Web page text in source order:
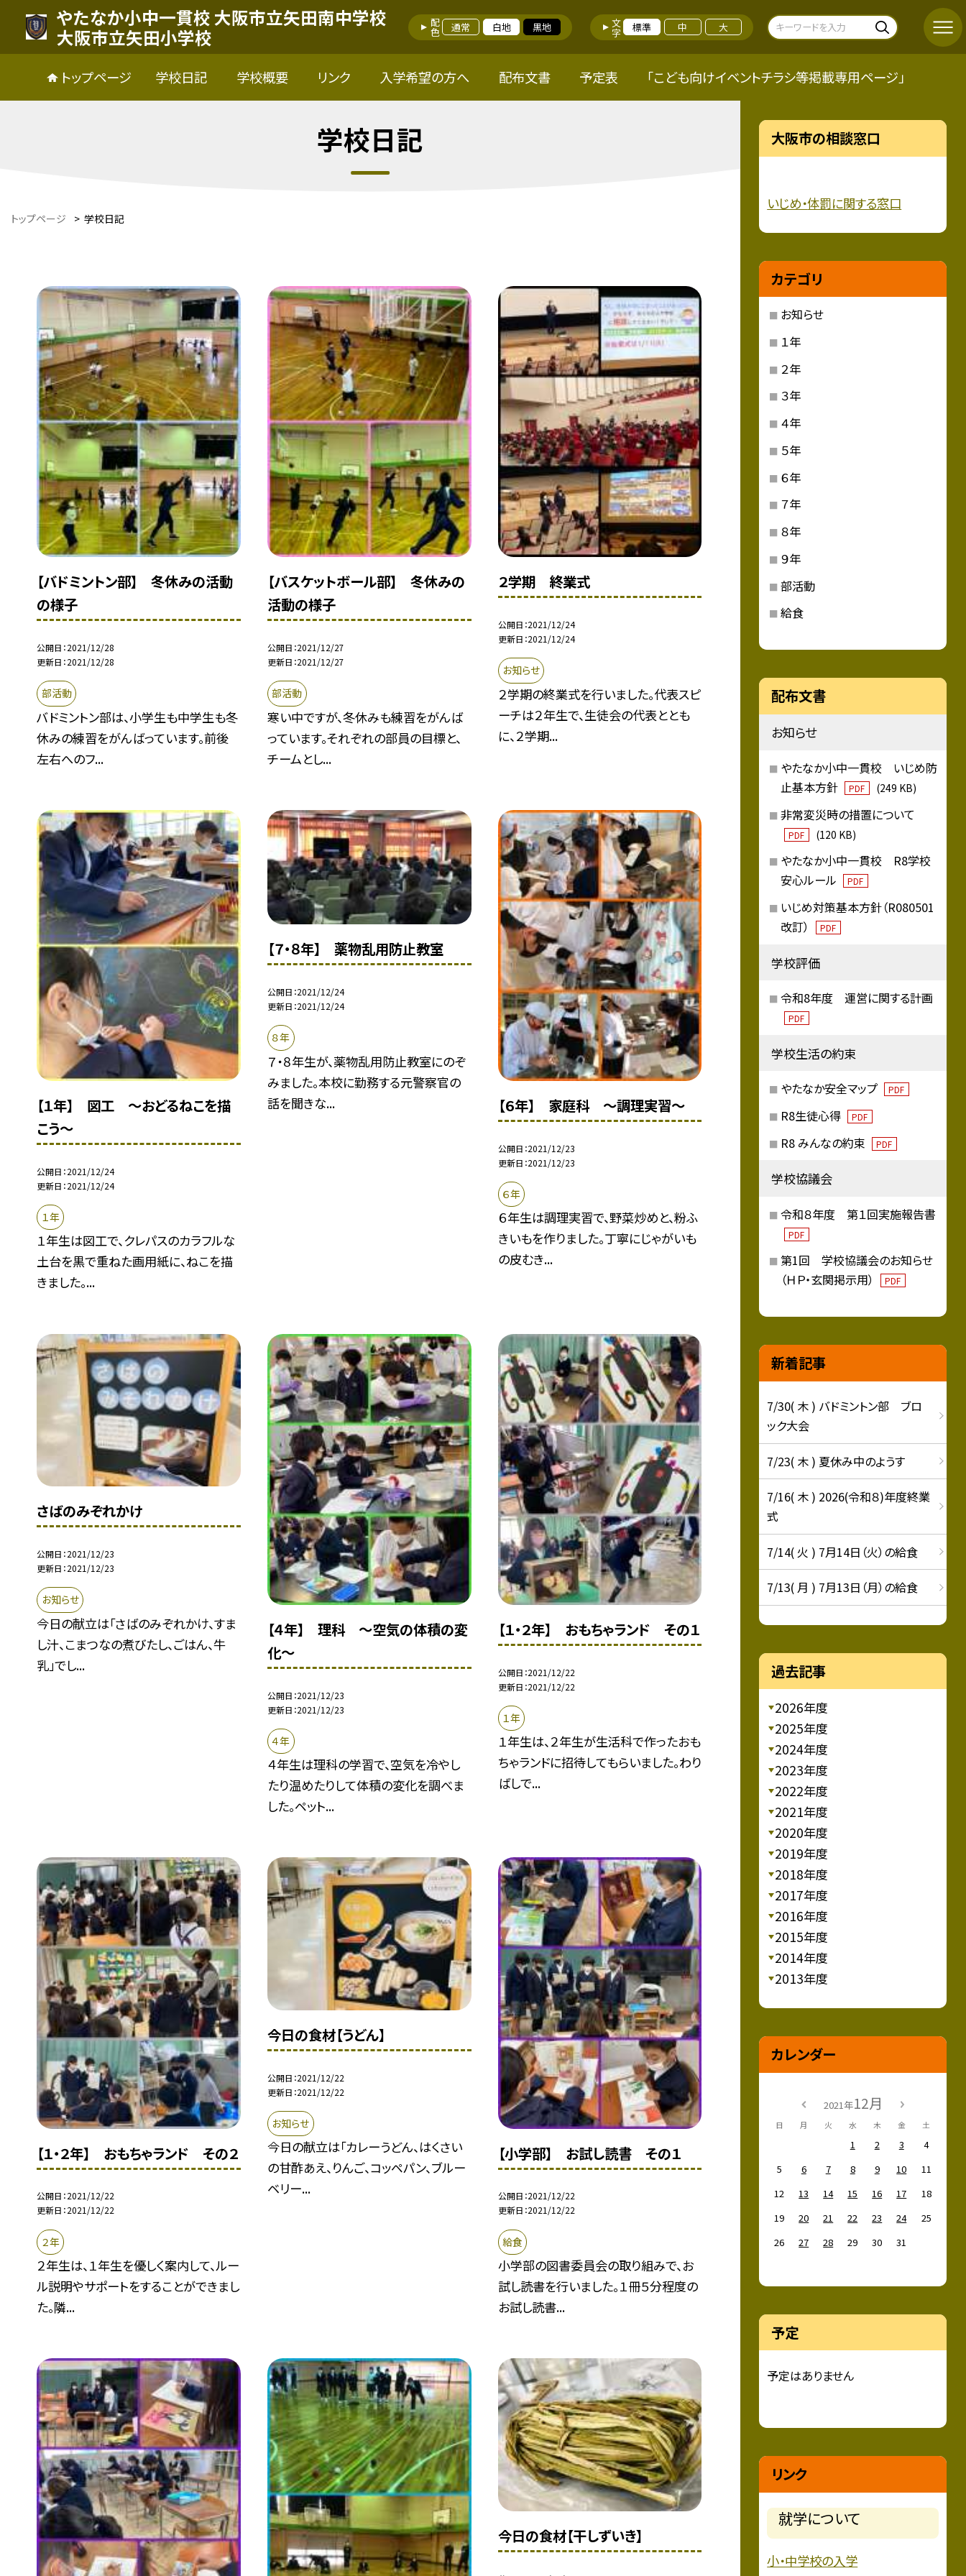
やたなか小中一貫校 大阪市立矢田南中学校
大阪市立矢田小学校
配色 通常 白地 黒地 文字 標準 中 大
トップページ 学校日記 学校概要 リンク 入学希望の方へ 配布文書 予定表 「こども向けイベントチラシ等掲載専用ページ」
学校日記
トップページ > 学校日記
【バドミントン部】 冬休みの活動
の様子
公開日 2021/12/28
更新日 2021/12/28
部活動
バドミントン部は、小学生も中学生も冬
休みの練習をがんばっています。前後
左右へのフ...
【バスケットボール部】 冬休みの
活動の様子
公開日 2021/12/27
更新日 2021/12/27
部活動
寒い中ですが、冬休みも練習をがんば
っています。それぞれの部員の目標と、
チームとし...
２学期 終業式
公開日 2021/12/24
更新日 2021/12/24
お知らせ
２学期の終業式を行いました。代表スピ
ーチは２年生で、生徒会の代表ととも
に、２学期...
【１年】 図工 〜おどるねこを描
こう〜
公開日 2021/12/24
更新日 2021/12/24
１年
１年生は図工で、クレパスのカラフルな
土台を黒で重ねた画用紙に、ねこを描
きました。...
【７・８年】 薬物乱用防止教室
公開日 2021/12/24
更新日 2021/12/24
８年
７・８年生が、薬物乱用防止教室にのぞ
みました。本校に勤務する元警察官の
話を聞きな...
【６年】 家庭科 〜調理実習〜
公開日 2021/12/23
更新日 2021/12/23
６年
６年生は調理実習で、野菜炒めと、粉ふ
きいもを作りました。丁寧にじゃがいも
の皮むき...
さばのみぞれかけ
公開日 2021/12/23
更新日 2021/12/23
お知らせ
今日の献立は「さばのみぞれかけ、すま
し汁、こまつなの煮びたし、ごはん、牛
乳」でし...
【４年】 理科 〜空気の体積の変
化〜
公開日 2021/12/23
更新日 2021/12/23
４年
４年生は理科の学習で、空気を冷やし
たり温めたりして体積の変化を調べま
した。ペット...
【１・２年】 おもちゃランド その１
公開日 2021/12/22
更新日 2021/12/22
１年
１年生は、２年生が生活科で作ったおも
ちゃランドに招待してもらいました。わり
ばしで...
【１・２年】 おもちゃランド その２
公開日 2021/12/22
更新日 2021/12/22
２年
２年生は、１年生を優しく案内して、ルー
ル説明やサポートをすることができまし
た。隣...
今日の食材【うどん】
公開日 2021/12/22
更新日 2021/12/22
お知らせ
今日の献立は「カレーうどん、はくさい
の甘酢あえ、りんご、コッペパン、ブルー
ベリー...
【小学部】 お試し読書 その１
公開日 2021/12/22
更新日 2021/12/22
給食
小学部の図書委員会の取り組みで、お
試し読書を行いました。１冊５分程度の
お試し読書...
今日の食材【干しずいき】
大阪市の相談窓口
いじめ・体罰に関する窓口
カテゴリ
お知らせ
１年
２年
３年
４年
５年
６年
７年
８年
９年
部活動
給食
配布文書
お知らせ
やたなか小中一貫校 いじめ防
止基本方針
PDF (249 KB)
非常変災時の措置について
PDF (120 KB)
やたなか小中一貫校 R8学校
安心ルール
PDF
いじめ対策基本方針（R080501
改訂）
PDF
学校評価
令和8年度 運営に関する計画
PDF
学校生活の約束
やたなか安全マップ PDF
R8生徒心得 PDF
R8 みんなの約束 PDF
学校協議会
令和８年度 第１回実施報告書
PDF
第1回 学校協議会のお知らせ
（ＨＰ・玄関掲示用）
PDF
新着記事
7/30( 木 ) バドミントン部 ブロ
ック大会
7/23( 木 ) 夏休み中のようす
7/16( 木 ) 2026(令和８)年度終業
式
7/14( 火 ) 7月14日（火）の給食
7/13( 月 ) 7月13日（月）の給食
過去記事
2026年度
2025年度
2024年度
2023年度
2022年度
2021年度
2020年度
2019年度
2018年度
2017年度
2016年度
2015年度
2014年度
2013年度
カレンダー
2021年12月
日 月 火 水 木 金 土
1 2 3
4
5
6 7 8 9 10
11
12
13 14 15 16 17
18
19
20 21 22 23 24
25
26
27 28 29 30 31
予定
予定はありません
リンク
就学について
小・中学校の入学